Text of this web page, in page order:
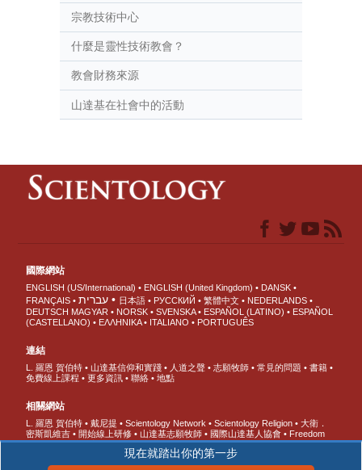
宗教技術中心
什麼是靈性技術教會？
教會財務來源
山達基在社會中的活動
現在就踏出你的第一步
國際網站
ENGLISH (US/International) ENGLISH (United Kingdom)
DANSK
FRANÇAIS
עברית 日本語 РУССКИЙ 繁體中文
NEDERLANDS
DEUTSCH MAGYAR NORSK SVENSKA ESPAÑOL (LATINO)
ESPAÑOL
(CASTELLANO)
ΕΛΛΗΝΙΚA ITALIANO PORTUGUÊS
連結
L. 羅恩 賀伯特 山達基信仰和實踐 人道之聲 志願牧師 常見的問題
書籍
免費線上課程
更多資訊 聯絡 地點
相關網站
L. 羅恩 賀伯特 戴尼提 Scientology Network Scientology Religion
大衛．
密斯凱維吉
開始線上研修 山達基志願牧師 國際山達基人協會
Freedom
Magazine
快樂之道 支持無毒世界 人權團結聯盟 青少年人權協會
公民人